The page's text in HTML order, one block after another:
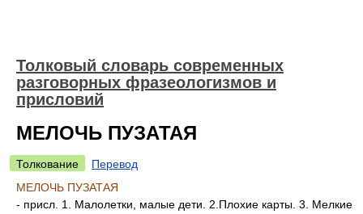
Толковый словарь современных
разговорных фразеологизмов и
присловий
МЕЛОЧЬ ПУЗАТАЯ
Толкование
Перевод
МЕЛОЧЬ ПУЗАТАЯ
- присл. 1. Малолетки, малые дети. 2.Плохие карты. 3. Мелкие